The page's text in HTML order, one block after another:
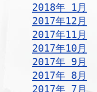
2018年 1月
2017年12月
2017年11月
2017年10月
2017年 9月
2017年 8月
2017年 7月